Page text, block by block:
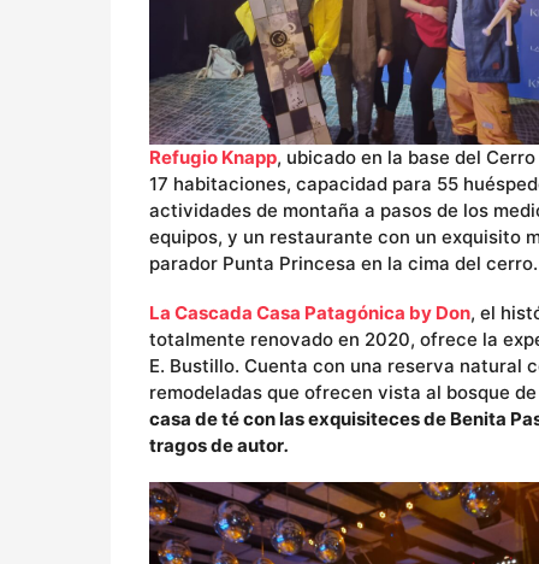
Refugio Knapp, ubicado en la base del
17 habitaciones, capacidad para 55
actividades de montaña a pasos de los
equipos, y un restaurante con un exquisito
parador Punta Princesa en la cima del cerro.
La Cascada Casa Patagónica by Don, el
totalmente renovado en 2020, ofrece la
E. Bustillo. Cuenta con una reserva natural
remodeladas que ofrecen vista al bosque
casa de té con las exquisiteces de Benita
tragos de autor.